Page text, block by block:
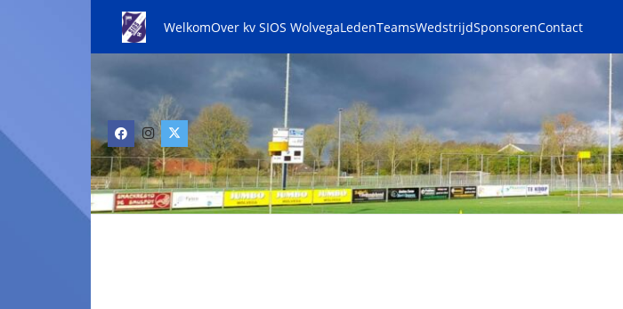
WelkomOver kv SIOS WolvegaLedenTeamsWedstrijdSponsorenContact